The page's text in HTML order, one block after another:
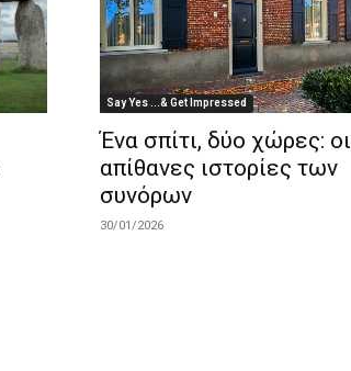
Say Yes ...& Get Impressed
Ένα σπίτι, δύο χώρες: οι
απίθανες ιστορίες των
συνόρων
30/01/2026